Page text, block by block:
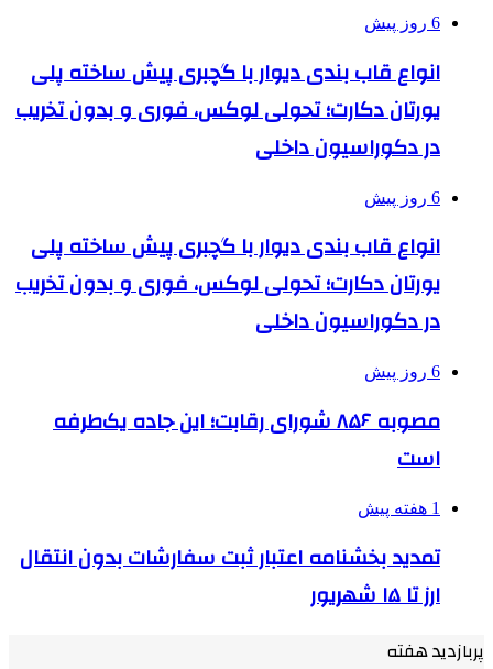
6 روز پیش
انواع قاب بندی دیوار با گچبری پیش ساخته پلی
یورتان دکارت؛ تحولی لوکس، فوری و بدون تخریب
در دکوراسیون داخلی
6 روز پیش
انواع قاب بندی دیوار با گچبری پیش ساخته پلی
یورتان دکارت؛ تحولی لوکس، فوری و بدون تخریب
در دکوراسیون داخلی
6 روز پیش
مصوبه ۸۵۶ شورای رقابت؛ این جاده یک‌طرفه
است
1 هفته پیش
تمدید بخشنامه اعتبار ثبت سفارشات بدون انتقال
ارز تا ۱۵ شهریور
پربازدید هفته